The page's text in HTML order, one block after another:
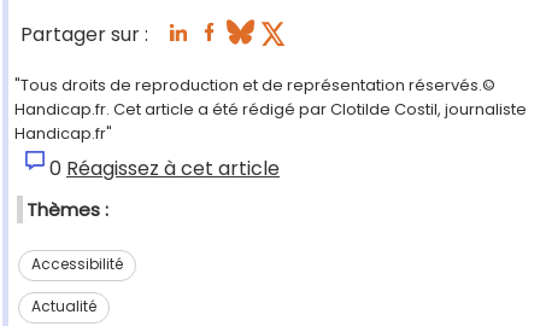
Partager sur :
"Tous droits de reproduction et de représentation réservés.©
Handicap.fr. Cet article a été rédigé par Clotilde Costil, journaliste
Handicap.fr"
0 Réagissez à cet article
Thèmes :
Accessibilité
Actualité